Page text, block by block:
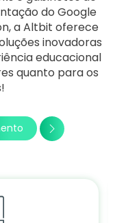
do Google
a Altbit oferece
inovadoras
educacional
quanto para os